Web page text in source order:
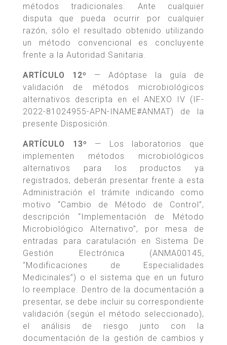
métodos tradicionales. Ante cualquier
disputa que pueda ocurrir por cualquier
razón, sólo el resultado obtenido utilizando
un método convencional es concluyente
frente a la Autoridad Sanitaria.
ARTÍCULO 12º
— Adóptase la guía de
validación de métodos microbiológicos
alternativos descripta en el ANEXO IV (IF-
2022-81024955-APN-INAME#ANMAT) de la
presente Disposición.
ARTÍCULO 13º — Los laboratorios que
implementen métodos microbiológicos
alternativos para los productos ya
registrados, deberán presentar frente a esta
Administración el trámite indicando como
motivo “Cambio de Método de Control”,
descripción “Implementación de Método
Microbiológico Alternativo”, por mesa de
entradas para caratulación en Sistema De
Gestión Electrónica (ANMA00145,
“Modificaciones de Especialidades
Medicinales”) o el sistema que en un futuro
lo reemplace. Dentro de la documentación a
presentar, se debe incluir su correspondiente
validación (según el método seleccionado),
el análisis de riesgo junto con la
documentación de la gestión de cambios y